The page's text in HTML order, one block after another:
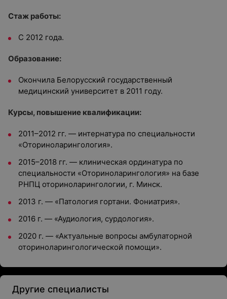
Стаж работы:
С 2012 года.
Образование:
Окончила Белорусский государственный
медицинский университет в 2011 году.
Курсы, повышение квалификации:
2011–2012 гг. — интернатура по специальности
«Оториноларингология».
2015–2018 гг. — клиническая ординатура по
специальности «Оториноларингология» на базе
РНПЦ оториноларингологии, г. Минск.
2013 г. — «Патология гортани. Фониатрия».
2016 г. — «Аудиология, сурдология».
2020 г. — «Актуальные вопросы амбулаторной
оториноларингологической помощи».
Другие специалисты